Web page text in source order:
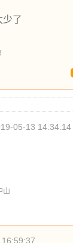
少了
05-13 14:34:14
山